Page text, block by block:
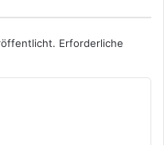
Erforderliche